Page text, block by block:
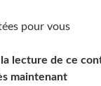
lecture de ce
maintenant